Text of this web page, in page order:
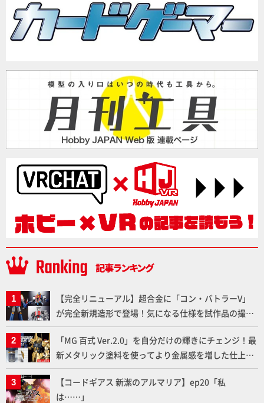
【完全リニューアル】超合金に「コン・バトラーV」
が完全新規造形で登場！気になる仕様を試作品の撮り
下ろしでご紹介!!さらに「大鉄人17」＆「ワンエイ
ト」セット情報もお届け！【超合金の魂】
「MG 百式 Ver.2.0」を自分だけの輝きにチェンジ！最
新メタリック塗料を使ってより金属感を増した仕上が
りに!!【試し読み】
【コードギアス 新潔のアルマリア】ep20「私
は……」